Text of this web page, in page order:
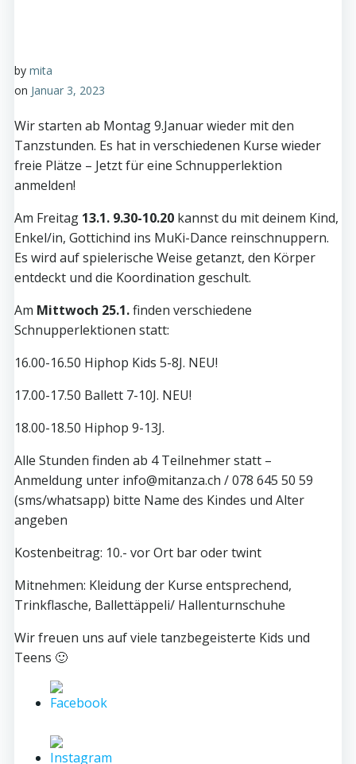
by mita
on Januar 3, 2023
Wir starten ab Montag 9.Januar wieder mit den
Tanzstunden. Es hat in verschiedenen Kurse wieder
freie Plätze – Jetzt für eine Schnupperlektion
anmelden!
Am Freitag 13.1. 9.30-10.20 kannst du mit deinem Kind,
Enkel/in, Gottichind ins MuKi-Dance reinschnuppern.
Es wird auf spielerische Weise getanzt, den Körper
entdeckt und die Koordination geschult.
Am Mittwoch 25.1.finden verschiedene
Schnupperlektionen statt:
16.00-16.50 Hiphop Kids 5-8J. NEU!
17.00-17.50 Ballett 7-10J. NEU!
18.00-18.50 Hiphop 9-13J.
Alle Stunden finden ab 4 Teilnehmer statt –
Anmeldung unter info@mitanza.ch / 078 645 50 59
(sms/whatsapp) bitte Name des Kindes und Alter
angeben
Kostenbeitrag: 10.- vor Ort bar oder twint
Mitnehmen: Kleidung der Kurse entsprechend,
Trinkflasche, Ballettäppeli/ Hallenturnschuhe
Wir freuen uns auf viele tanzbegeisterte Kids und
Teens 🙂